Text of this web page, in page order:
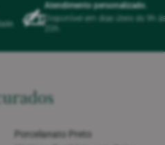
Atendimento personalizado.
Disponível em dias úteis ds 9h
Porcelanato Preto